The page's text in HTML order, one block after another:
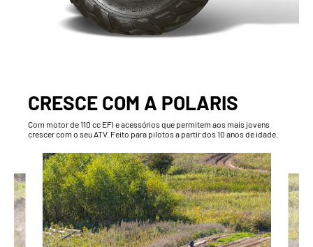
CRESCE COM A POLARIS
Com motor de 110 cc EFI e acessórios que permitem aos mais jovens
crescer com o seu ATV. Feito para pilotos a partir dos 10 anos de idade.